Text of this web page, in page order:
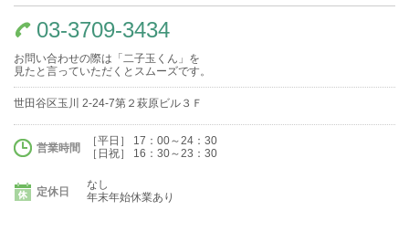
03-3709-3434
お問い合わせの際は「二子玉くん」を
見たと言っていただくとスムーズです。
世田谷区玉川 2-24-7第２萩原ビル３Ｆ
営業時間
［平日］ 17：00～24：30
［日祝］ 16：30～23：30
定休日
なし
年末年始休業あり